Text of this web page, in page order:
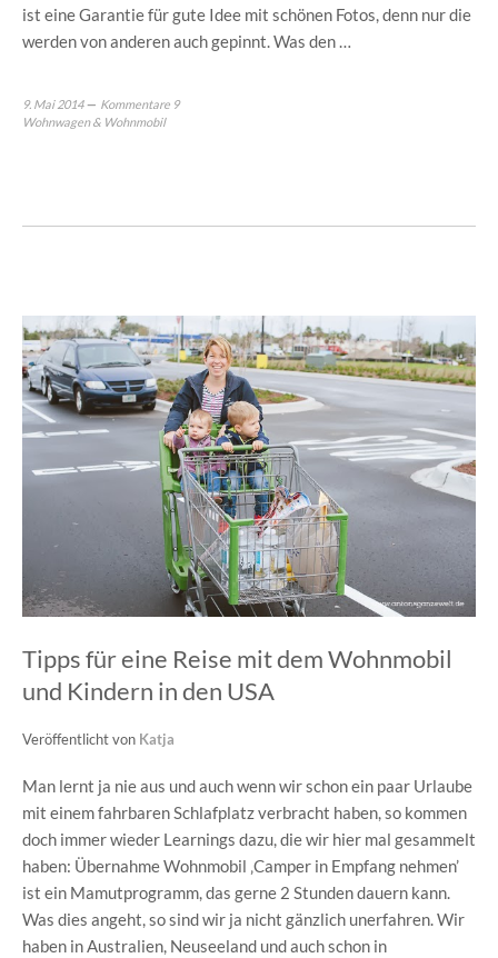
ist eine Garantie für gute Idee mit schönen Fotos, denn nur die
werden von anderen auch gepinnt. Was den …
9. Mai 2014
Kommentare 9
Wohnwagen & Wohnmobil
Tipps für eine Reise mit dem Wohnmobil
und Kindern in den USA
Veröffentlicht von Katja
Man lernt ja nie aus und auch wenn wir schon ein paar Urlaube
mit einem fahrbaren Schlafplatz verbracht haben, so kommen
doch immer wieder Learnings dazu, die wir hier mal gesammelt
haben: Übernahme Wohnmobil ‚Camper in Empfang nehmen’
ist ein Mamutprogramm, das gerne 2 Stunden dauern kann.
Was dies angeht, so sind wir ja nicht gänzlich unerfahren. Wir
haben in Australien, Neuseeland und auch schon in